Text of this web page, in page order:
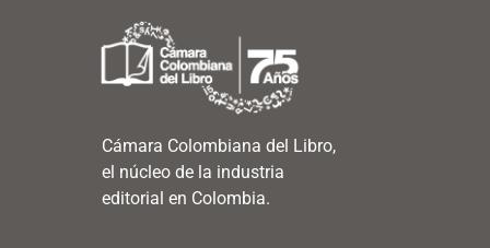
Cámara Colombiana del Libro,
el núcleo de la industria
editorial en Colombia.